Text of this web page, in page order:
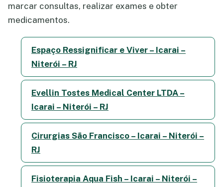
marcar consultas, realizar exames e obter
medicamentos.
Espaço Ressignificar e Viver – Icarai –
Niterói – RJ
Evellin Tostes Medical Center LTDA –
Icarai – Niterói – RJ
Cirurgias São Francisco – Icarai – Niterói –
RJ
Fisioterapia Aqua Fish – Icarai – Niterói –